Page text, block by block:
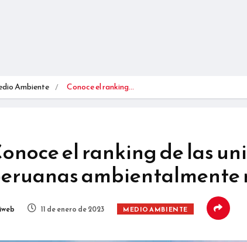
Ambiente Conoce el ranking…
el ranking de las
ambientalmente
11 de enero de 2023 MEDIO AMBIENTE